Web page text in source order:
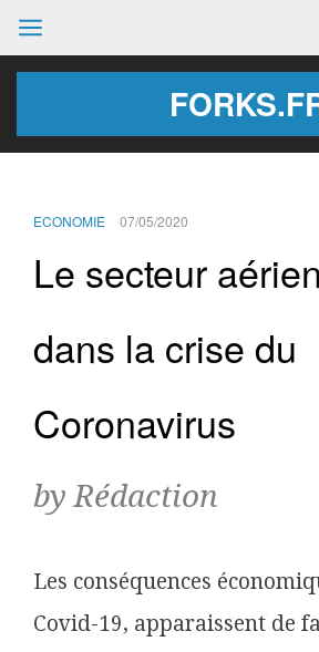
ECONOMIE 07/05/2020
Le secteur
dans la crise du
Coronavirus
by Rédaction
Les conséquences
Covid-19, apparaissent de